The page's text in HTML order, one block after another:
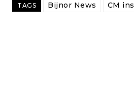
TAGS Bijnor News CM